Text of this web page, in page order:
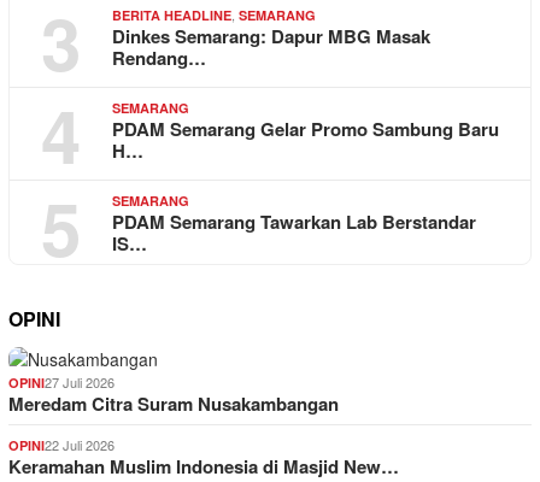
3 BERITA HEADLINE SEMARANG
Dinkes Semarang: Dapur MBG Masak
Rendang…
4 SEMARANG
PDAM Semarang Gelar Promo Sambung Baru
H…
5 SEMARANG
PDAM Semarang Tawarkan Lab Berstandar
IS…
OPINI
OPINI27 Juli 2026
Meredam Citra Suram Nusakambangan
OPINI22 Juli 2026
Keramahan Muslim Indonesia di Masjid New…